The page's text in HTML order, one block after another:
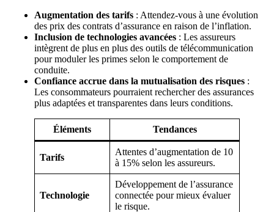
Augmentation des tarifs : Attendez-vous à une évolution
des prix des contrats d’assurance en raison de l’inflation.
Inclusion de technologies avancées : Les assureurs
intègrent de plus en plus des outils de télécommunication
pour moduler les primes selon le comportement de
conduite.
Confiance accrue dans la mutualisation des risques :
Les consommateurs pourraient rechercher des assurances
plus adaptées et transparentes dans leurs conditions.
Éléments Tendances
Tarifs
Attentes d’augmentation de 10
à 15% selon les assureurs.
Technologie
Développement de l’assurance
connectée pour mieux évaluer
le risque.